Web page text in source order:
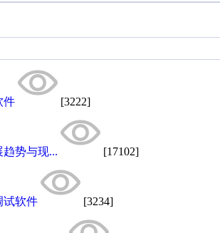
件 [3222]
势与现... [17102]
试软件 [3234]